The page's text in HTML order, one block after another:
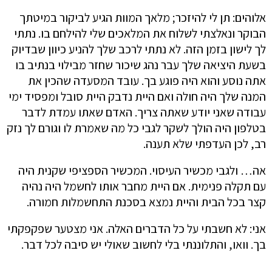
אלוהים: תן לי להיזכר; מלאך המוות הגיע לביקור במיטתך
הבוקר ונאלצתי לשלוח את המלאכים שלי להילחם בו. נתתי
לך לישון בזמן הזה. לא נתתי לרכב שלך להניע כיוון שבדיוק
בשעת היציאה שלך עבר נהג שיכור שחזר מבילוי בנתיב בו
אתה נוסע והוא היה פוגע בך. עובד המסעדה שהכין את
המנה שלך היה חולה ואם היית נדבק היית סובל ומפסיד ימי
עבודה שאני יודע שאתה צריך. האדם שאתו עמדת לדבר
בטלפון היה הולך לשקר לגבי כל מה שאמרת לו וגורם לך נזק
רב, לכן העדפתי שלא תענה.
אה… ולגבי מכשיר העיסוי. המכשיר הספציפי שקנית היה
עם תקלה פנימית. אם היית מחבר אותו לחשמל היה נהיה
קצר בכל הבית והיית נמצא בסכנת התחשמלות חמורה.
אני: לא חשבתי על כל הדברים האלה. אני מצטער שפקפקתי
בך. וואו, והתלוננתי בלי לחשוב שאולי יש סיבה לכל דבר.